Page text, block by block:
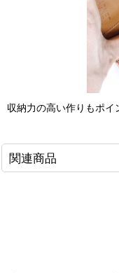
収納力の高い作りもポイ
関連商品